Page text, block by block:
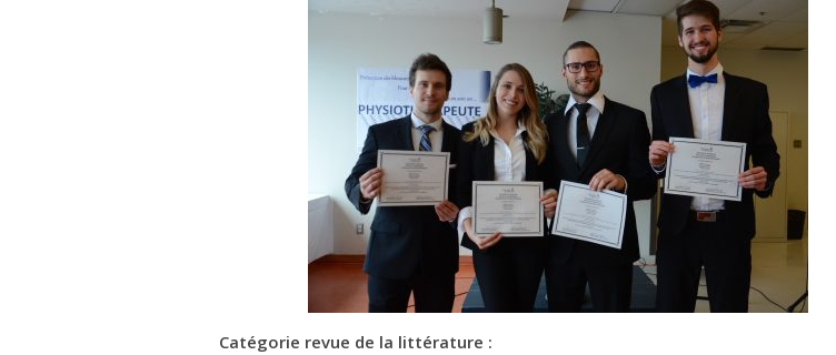
Catégorie revue de la littérature :